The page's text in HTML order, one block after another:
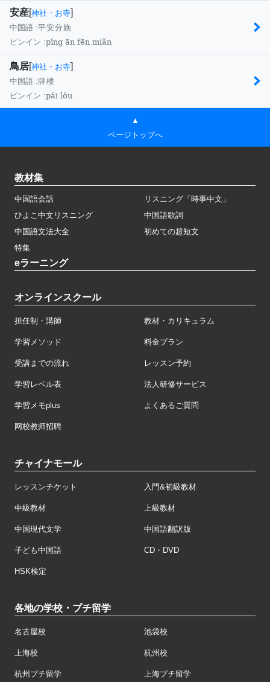
安産[神社・お寺]
中国語 :平安分娩
ピンイン :píng ān fēn miǎn
鳥居[神社・お寺]
中国語 : 牌楼
ピンイン :pái lóu
▲
ページトップへ
教材集
中国語会話
リスニング「時事中文」
ひよこ中文リスニング
中国語歌詞
中国語文法大全
初めての超短文
特集
eラーニング
オンラインスクール
担任制・講師 教材・カリキュラム
学習メソッド 料金プラン
受講までの流れ レッスン予約
学習レベル表 法人研修サービス
学習メモplus よくあるご質問
网校教师招聘
チャイナモール
レッスンチケット 入門&初級教材
中級教材 上級教材
中国現代文学 中国語翻訳版
子ども中国語 CD・DVD
HSK検定
各地の学校・プチ留学
名古屋校 池袋校
上海校 杭州校
杭州プチ留学 上海プチ留学